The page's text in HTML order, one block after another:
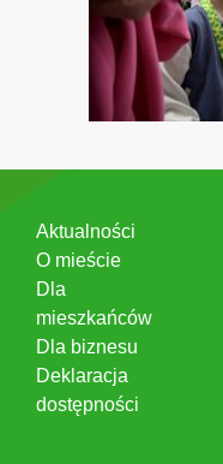
Aktualności
O mieście
Dla
mieszkańców
Dla biznesu
Deklaracja
dostępności